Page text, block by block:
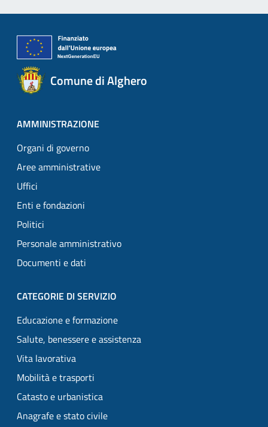
Comune di Alghero
AMMINISTRAZIONE
Organi di governo
Aree amministrative
Uffici
Enti e fondazioni
Politici
Personale amministrativo
Documenti e dati
CATEGORIE DI SERVIZIO
Educazione e formazione
Salute, benessere e assistenza
Vita lavorativa
Mobilità e trasporti
Catasto e urbanistica
Anagrafe e stato civile